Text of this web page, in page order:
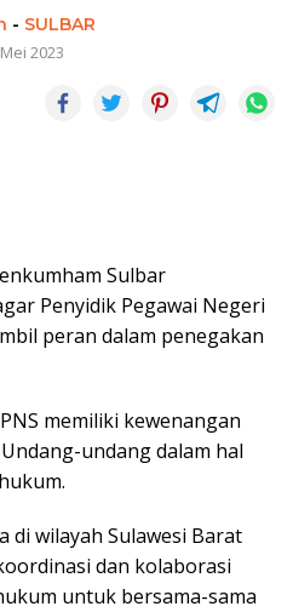
- SULBAR
2023
Sulbar
Penyidik Pegawai Negeri
peran dalam penegakan
memiliki kewenangan
undang dalam hal
di wilayah Sulawesi Barat
dan kolaborasi
untuk bersama-sama